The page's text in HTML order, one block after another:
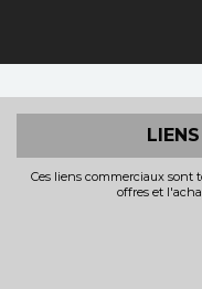
Ces liens commerciaux sont
offres et